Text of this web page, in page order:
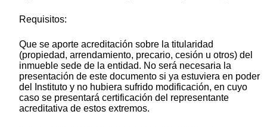
Requisitos:
Que se aporte acreditación sobre la titularidad
(propiedad, arrendamiento, precario, cesión u otros) del
inmueble sede de la entidad. No será necesaria la
presentación de este documento si ya estuviera en poder
del Instituto y no hubiera sufrido modificación, en cuyo
caso se presentará certificación del representante
acreditativa de estos extremos.